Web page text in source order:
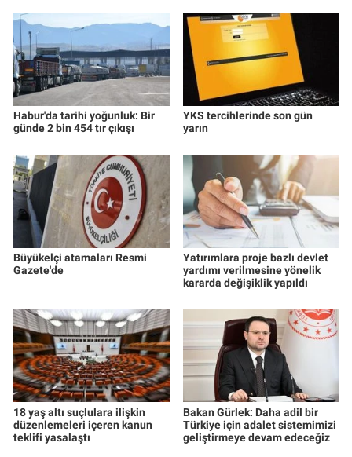
Habur'da tarihi yoğunluk: Bir
günde 2 bin 454 tır çıkışı
YKS tercihlerinde son gün
yarın
Büyükelçi atamaları Resmi
Gazete'de
Yatırımlara proje bazlı devlet
yardımı verilmesine yönelik
kararda değişiklik yapıldı
18 yaş altı suçlulara ilişkin
düzenlemeleri içeren kanun
teklifi yasalaştı
Bakan Gürlek: Daha adil bir
Türkiye için adalet sistemimizi
geliştirmeye devam edeceğiz